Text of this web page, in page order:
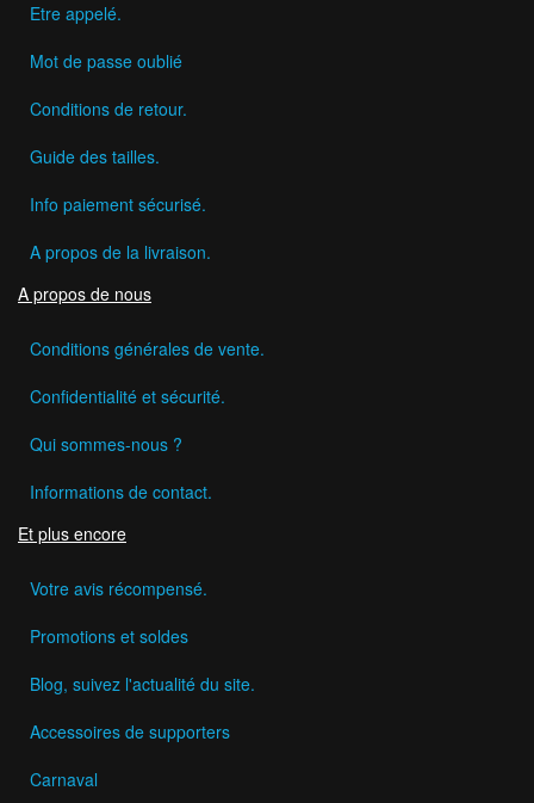
Etre appelé.
Mot de passe oublié
Conditions de retour.
Guide des tailles.
Info paiement sécurisé.
A propos de la livraison.
A propos de nous
Conditions générales de vente.
Confidentialité et sécurité.
Qui sommes-nous ?
Informations de contact.
Et plus encore
Votre avis récompensé.
Promotions et soldes
Blog, suivez l'actualité du site.
Accessoires de supporters
Carnaval